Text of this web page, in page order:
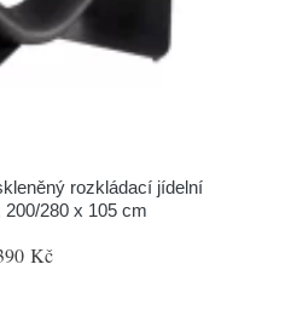
rozkládací jídelní
200/280 x 105 cm
Kč